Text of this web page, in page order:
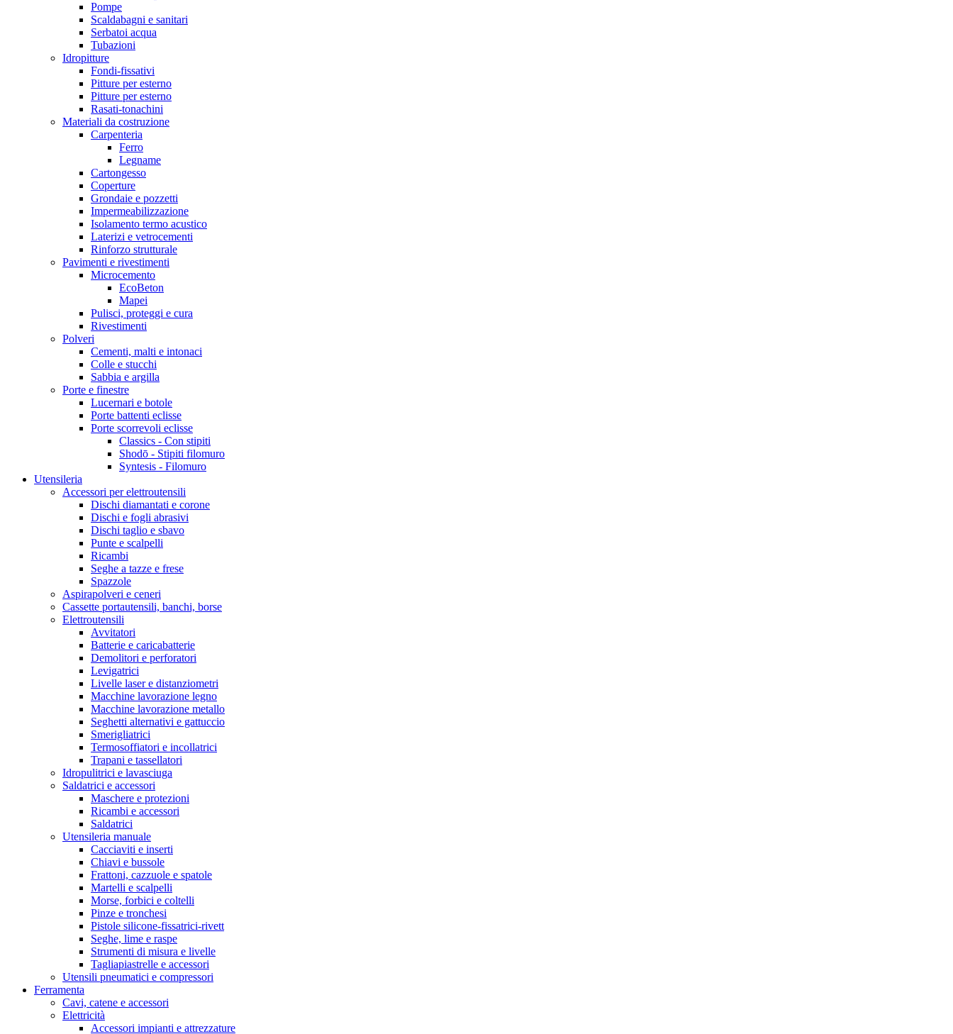
Pompe
Scaldabagni e sanitari
Serbatoi acqua
Tubazioni
Idropitture
Fondi-fissativi
Pitture per esterno
Pitture per esterno
Rasati-tonachini
Materiali da costruzione
Carpenteria
Ferro
Legname
Cartongesso
Coperture
Grondaie e pozzetti
Impermeabilizzazione
Isolamento termo acustico
Laterizi e vetrocementi
Rinforzo strutturale
Pavimenti e rivestimenti
Microcemento
EcoBeton
Mapei
Pulisci, proteggi e cura
Rivestimenti
Polveri
Cementi, malti e intonaci
Colle e stucchi
Sabbia e argilla
Porte e finestre
Lucernari e botole
Porte battenti eclisse
Porte scorrevoli eclisse
Classics - Con stipiti
Shodō - Stipiti filomuro
Syntesis - Filomuro
Utensileria
Accessori per elettroutensili
Dischi diamantati e corone
Dischi e fogli abrasivi
Dischi taglio e sbavo
Punte e scalpelli
Ricambi
Seghe a tazze e frese
Spazzole
Aspirapolveri e ceneri
Cassette portautensili, banchi, borse
Elettroutensili
Avvitatori
Batterie e caricabatterie
Demolitori e perforatori
Levigatrici
Livelle laser e distanziometri
Macchine lavorazione legno
Macchine lavorazione metallo
Seghetti alternativi e gattuccio
Smerigliatrici
Termosoffiatori e incollatrici
Trapani e tassellatori
Idropulitrici e lavasciuga
Saldatrici e accessori
Maschere e protezioni
Ricambi e accessori
Saldatrici
Utensileria manuale
Cacciaviti e inserti
Chiavi e bussole
Frattoni, cazzuole e spatole
Martelli e scalpelli
Morse, forbici e coltelli
Pinze e tronchesi
Pistole silicone-fissatrici-rivett
Seghe, lime e raspe
Strumenti di misura e livelle
Tagliapiastrelle e accessori
Utensili pneumatici e compressori
Ferramenta
Cavi, catene e accessori
Elettricità
Accessori impianti e attrezzature